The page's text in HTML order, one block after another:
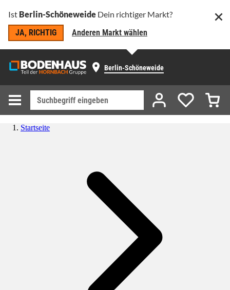
Ist Berlin-Schöneweide Dein richtiger Markt?
JA, RICHTIG
Anderen Markt wählen
Berlin-Schöneweide
Startseite